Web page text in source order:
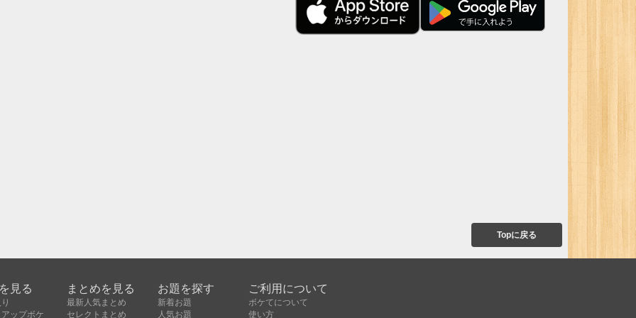
Topに戻る
見る
ップボケ
まとめを見る
最新人気まとめ
セレクトまとめ
お題を探す
新着お題
人気お題
ご利用について
ボケてについて
使い方